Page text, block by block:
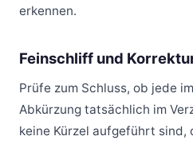
erkennen.
Feinschliff und
Prüfe zum Schluss, ob jede
Abkürzung tatsächlich im
keine Kürzel aufgeführt sind,